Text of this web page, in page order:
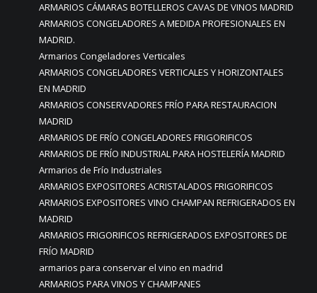
ARMARIOS CÁMARAS BOTELLEROS CAVAS DE VINOS MADRID
ARMARIOS CONGELADORES A MEDIDA PROFESIONALES EN
MADRID.
Armarios Congeladores Verticales
ARMARIOS CONGELADORES VERTICALES Y HORIZONTALES
EN MADRID
ARMARIOS CONSERVADORES FRÍO PARA RESTAURACION
MADRID
ARMARIOS DE FRÍO CONGELADORES FRIGORIFICOS
ARMARIOS DE FRÍO INDUSTRIAL PARA HOSTELERÍA MADRID
Armarios de Frío Industriales
ARMARIOS EXPOSITORES ACRISTALADOS FRIGORIFICOS
ARMARIOS EXPOSITORES VINO CHAMPAN REFRIGERADOS EN
MADRID
ARMARIOS FRIGORIFICOS REFRIGERADOS EXPOSITORES DE
FRÍO MADRID
armarios para conservar el vino en madrid
ARMARIOS PARA VINOS Y CHAMPANES